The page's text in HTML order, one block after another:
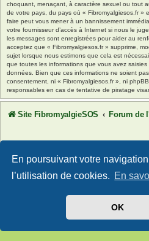
En poursuivant votre
l’utilisation de cookies. En
OK
choquant, menaçant, à caractère sexuel ou tout
de votre pays, du pays où « Fibromyalgiesos.fr »
faire peut vous mener à un bannissement
votre fournisseur d’accès à Internet si nous le
les messages sont enregistrées pour aider au
acceptez que « Fibromyalgiesos.fr » supprime,
sujet lorsque nous estimons que cela est
que toutes les informations que vous avez
données. Bien que ces informations ne soient
consentement, ni « Fibromyalgiesos.fr », ni
responsables en cas de tentative de piratage
Site FibromyalgieSOS Forum de
® Forum
PhpBB3
Traduit par